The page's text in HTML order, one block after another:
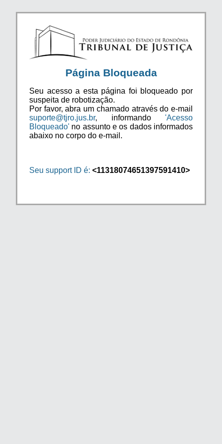
Página Bloqueada
Seu acesso a esta página foi bloqueado por
suspeita de robotização.
Por favor, abra um chamado através do e-mail
suporte@tjro.jus.br, informando 'Acesso
Bloqueado' no assunto e os dados informados
abaixo no corpo do e-mail.
Seu support ID é: <11318074651397591410>